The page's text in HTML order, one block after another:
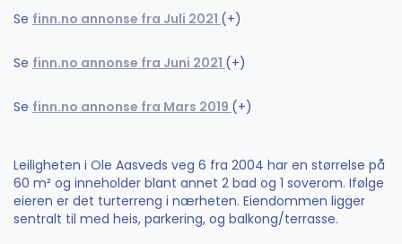
Se finn.no annonse fra Juli 2021 (+)
Se finn.no annonse fra Juni 2021 (+)
Se finn.no annonse fra Mars 2019 (+)
Leiligheten i Ole Aasveds veg 6 fra 2004 har en størrelse på
60 m² og inneholder blant annet 2 bad og 1 soverom. Ifølge
eieren er det turterreng i nærheten. Eiendommen ligger
sentralt til med heis, parkering, og balkong/terrasse.